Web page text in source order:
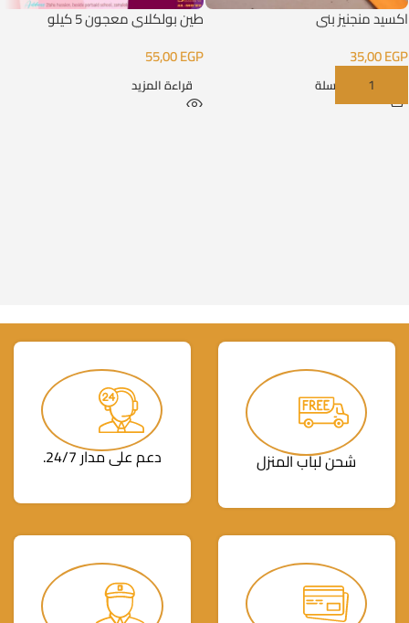
اكسيد منجنيز بني
35,00EGP
إضافة إلى السلة
طين بولكلاي معجون 5 كيلو
55,00EGP
قراءة المزيد
شحن لباب المنزل دعم على مدار 24/7.